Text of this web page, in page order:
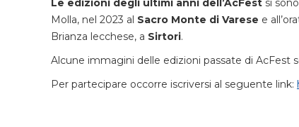
Molla, nel 2023 al Sacro Monte di Varese e
Brianza lecchese, a Sirtori.
Alcune immagini delle edizioni passate di AcFest
Per partecipare occorre iscriversi al seguente link: